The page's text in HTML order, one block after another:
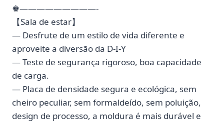
♚—————————-
【Sala de estar】
— Desfrute de um estilo de vida diferente e
aproveite a diversão da D-I-Y
— Teste de segurança rigoroso, boa capacidade
de carga.
— Placa de densidade segura e ecológica, sem
cheiro peculiar, sem formaldeído, sem poluição,
design de processo, a moldura é mais durável e